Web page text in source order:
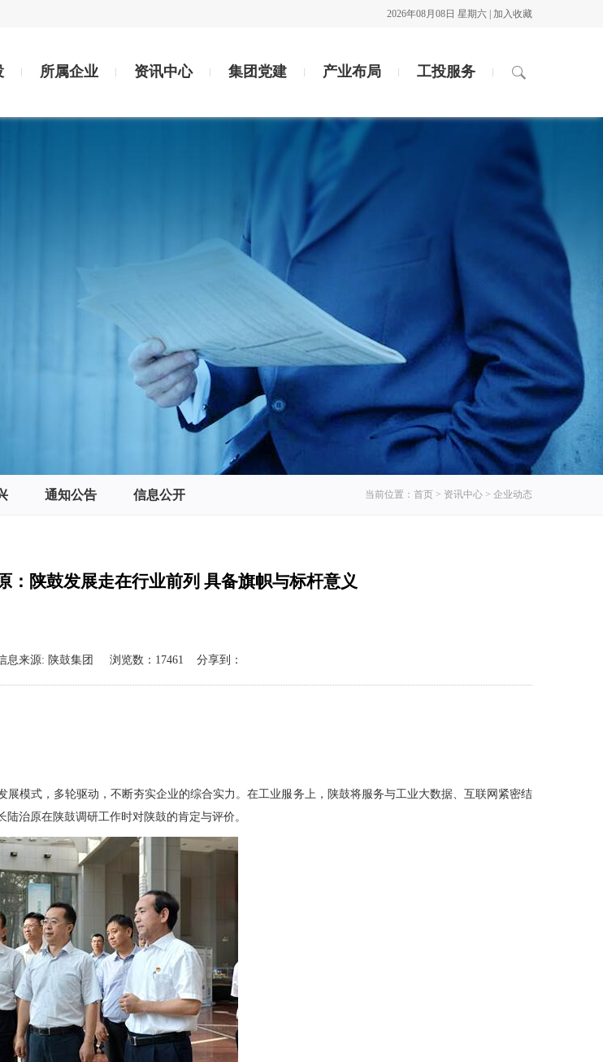
2026年08月08日 星期六 | 加入收藏
所属企业 资讯中心 集团党建 产业布局 工投服务
通知公告 信息公开 当前位置： 首页 > 资讯中心 > 企业动态
：陕鼓发展走在行业前列 具备旗帜与标杆意义
来源: 陕鼓集团 浏览数： 17461 分享到：
模式，多轮驱动，不断夯实企业的综合实力。在工业服务上，陕鼓将服务与工业大数据、互联网紧密结
治原在陕鼓调研工作时对陕鼓的肯定与评价。